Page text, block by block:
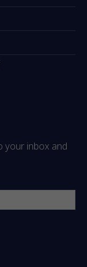
your inbox and